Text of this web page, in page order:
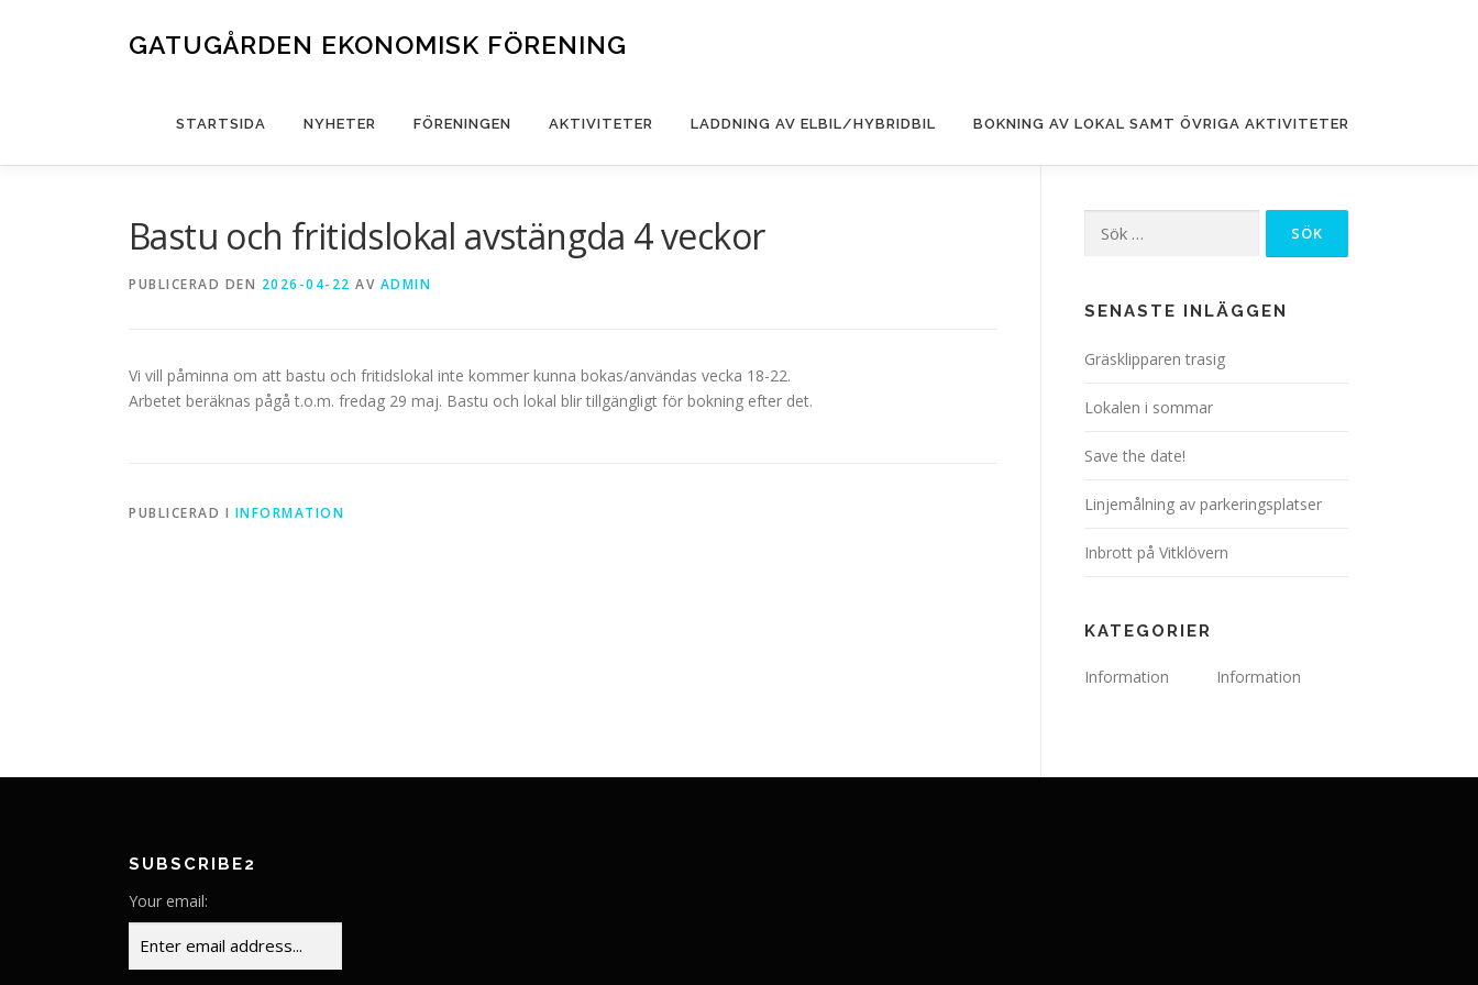
GATUGÅRDEN EKONOMISK FÖRENING
STARTSIDA NYHETER FÖRENINGEN AKTIVITETER LADDNING AV ELBIL/HYBRIDBIL BOKNING AV LOKAL SAMT ÖVRIGA AKTIVITETER
Bastu och fritidslokal avstängda 4 veckor
PUBLICERAD DEN 2026-04-22 AV ADMIN
Vi vill påminna om att bastu och fritidslokal inte kommer kunna bokas/användas vecka 18-22.
Arbetet beräknas pågå t.o.m. fredag 29 maj. Bastu och lokal blir tillgängligt för bokning efter det.
PUBLICERAD I INFORMATION
efter:
SENASTE INLÄGGEN
Gräsklipparen trasig
Lokalen i sommar
Save the date!
Linjemålning av parkeringsplatser
Inbrott på Vitklövern
KATEGORIER
Information Information
SUBSCRIBE2
Your email: